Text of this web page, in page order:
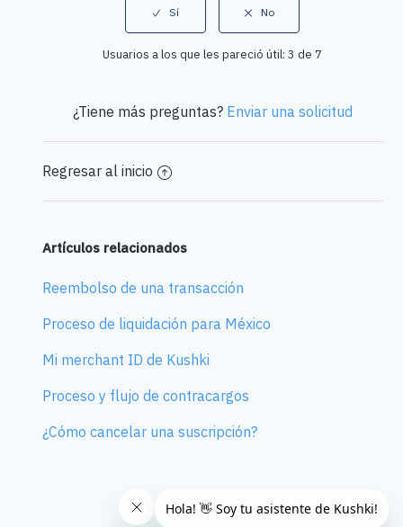
Usuarios a los que les pareció útil: 3 de 7
¿Tiene más preguntas? Enviar una solicitud
Regresar al inicio
Artículos relacionados
Reembolso de una transacción
Proceso de liquidación para México
Mi merchant ID de Kushki
Proceso y flujo de contracargos
¿Cómo cancelar una suscripción?